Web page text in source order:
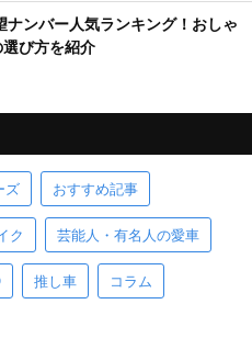
ナンバー人気ランキング！おしゃ
び方を紹介
ズ おすすめ記事
ク 芸能人・有名人の愛車
推し車 コラム